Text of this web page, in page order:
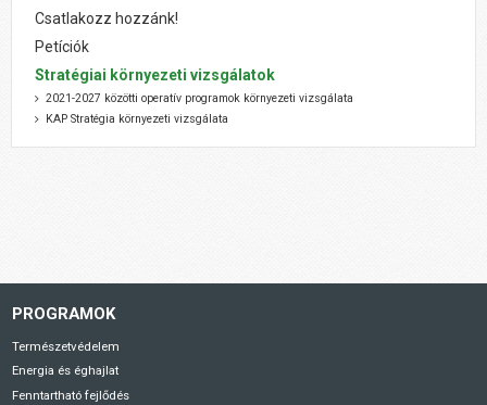
Csatlakozz hozzánk!
Petíciók
Stratégiai környezeti vizsgálatok
2021-2027 közötti operatív programok környezeti vizsgálata
KAP Stratégia környezeti vizsgálata
PROGRAMOK
Természetvédelem
Energia és éghajlat
Fenntartható fejlődés